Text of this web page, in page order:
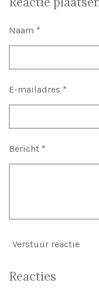
e
l
r
e
Naam *
E-mailadres *
Bericht *
Verstuur reactie
Reacties